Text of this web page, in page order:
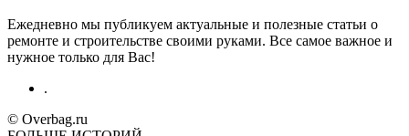
Ежедневно мы публикуем актуальные и полезные статьи о
ремонте и строительстве своими руками. Все самое важное и
нужное только для Вас!
.
© Overbag.ru